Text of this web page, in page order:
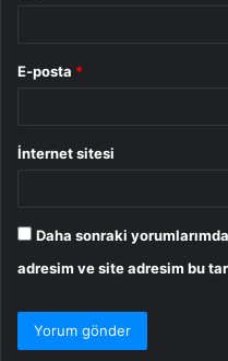
E-posta *
İnternet sitesi
Daha sonraki
adresim ve site adresim bu